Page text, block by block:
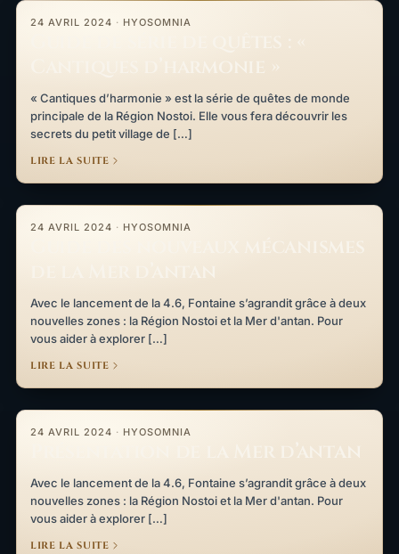
24 AVRIL 2024 · HYOSOMNIA
Cantiques d’harmonie »
« Cantiques d’harmonie » est la série de quêtes de monde
principale de la Région Nostoi. Elle vous fera découvrir les
secrets du petit village de […]
LIRE LA SUITE
Guide de série de quêtes : « Cantiques d’harmonie »
24 AVRIL 2024 · HYOSOMNIA
Avec le lancement de la 4.6, Fontaine s’agrandit grâce à deux
nouvelles zones : la Région Nostoi et la Mer d'antan. Pour
vous aider à explorer […]
LIRE LA SUITE
Guide des nouveaux mécanismes de la Mer d’antan
24 AVRIL 2024 · HYOSOMNIA
Présentation de la Mer d’antan
Avec le lancement de la 4.6, Fontaine s’agrandit grâce à deux
nouvelles zones : la Région Nostoi et la Mer d'antan. Pour
vous aider à explorer […]
LIRE LA SUITE
Présentation de la Mer d’antan